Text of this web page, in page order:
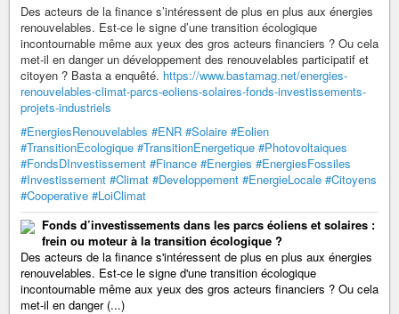
Des acteurs de la finance s’intéressent de plus en plus aux énergies
renouvelables. Est-ce le signe d’une transition écologique
incontournable même aux yeux des gros acteurs financiers ? Ou cela
met-il en danger un développement des renouvelables participatif et
citoyen ? Basta a enquêté. https://www.bastamag.net/energies-
renouvelables-climat-parcs-eoliens-solaires-fonds-investissements-
projets-industriels
#EnergiesRenouvelables #ENR #Solaire #Eolien
#TransitionEcologique #TransitionEnergetique #Photovoltaiques
#FondsDInvestissement #Finance #Energies #EnergiesFossiles
#Investissement #Climat #Developpement #EnergieLocale #Citoyens
#Cooperative #LoiClimat
Fonds d’investissements dans les parcs éoliens et solaires :
frein ou moteur à la transition écologique ?
Des acteurs de la finance s'intéressent de plus en plus aux énergies
renouvelables. Est-ce le signe d'une transition écologique
incontournable même aux yeux des gros acteurs financiers ? Ou cela
met-il en danger (...)